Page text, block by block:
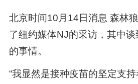
北京时间10月14日消息 森林
了纽约媒体NJ的采访，其中
的事情。
“我显然是接种疫苗的坚定支